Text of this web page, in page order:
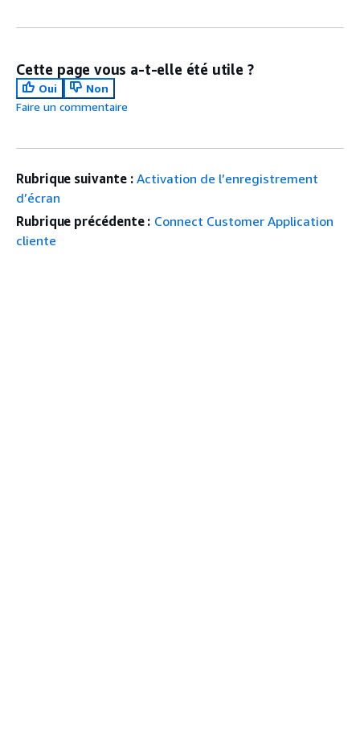
Cette page vous a-t-elle été utile ?
Oui
Non
Faire un commentaire
Rubrique suivante : Activation de l’enregistrement
d’écran
Rubrique précédente : Connect Customer Application
cliente